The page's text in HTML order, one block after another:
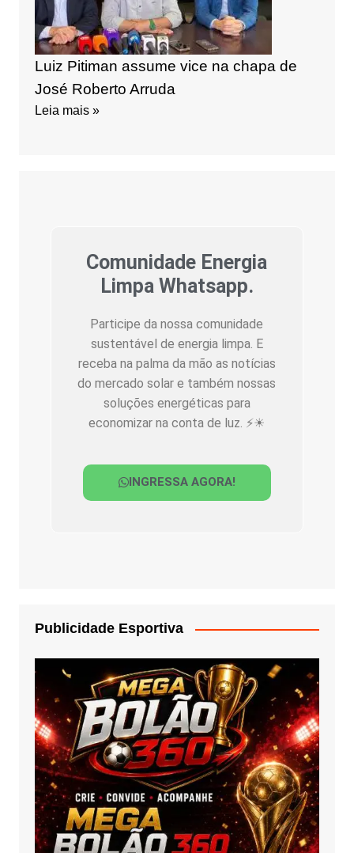
Luiz Pitiman assume vice na chapa de
José Roberto Arruda
Leia mais »
Comunidade Energia
Limpa Whatsapp.
Participe da nossa comunidade
sustentável de energia limpa. E
receba na palma da mão as notícias
do mercado solar e também nossas
soluções energéticas para
economizar na conta de luz. ⚡☀
INGRESSA AGORA!
Publicidade Esportiva